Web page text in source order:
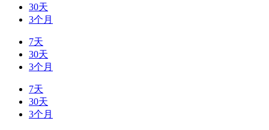
30天
3个月
7天
30天
3个月
7天
30天
3个月